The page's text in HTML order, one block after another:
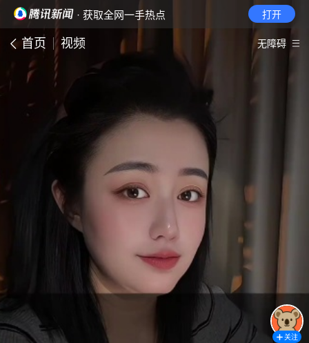
· 获取全网一手热点 打开
首页 视频 无障碍
关注